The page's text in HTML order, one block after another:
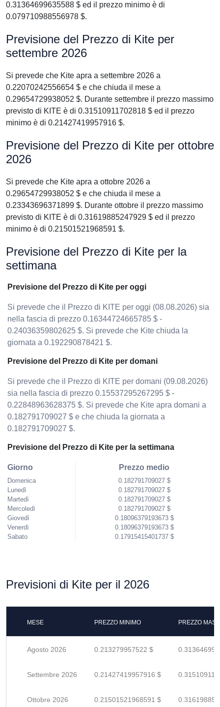
0.31364699635588 $ ed il prezzo minimo è di
0.079710988556978 $.
Previsione del Prezzo di Kite per
settembre 2026
Si prevede che Kite apra a settembre 2026 a
0.22070242556654 $ e che chiuda il mese a
0.29654729938052 $. Durante settembre il prezzo massimo
previsto di KITE è di 0.31510911702818 $ ed il prezzo
minimo è di 0.21427419957916 $.
Previsione del Prezzo di Kite per ottobre
2026
Si prevede che Kite apra a ottobre 2026 a
0.29654729938052 $ e che chiuda il mese a
0.23343696371899 $. Durante ottobre il prezzo massimo
previsto di KITE è di 0.31619885247929 $ ed il prezzo
minimo è di 0.21501521968591 $.
Previsione del Prezzo di Kite per la
settimana
Previsione del Prezzo di Kite per oggi
Si prevede che il Prezzo di KITE per oggi (08.08.2026) sia
nella fascia di prezzo 0.16344724665785 $ -
0.24036359802625 $. Si prevede che Kite chiuda la
giornata a 0.192290878421 $.
Previsione del Prezzo di Kite per domani
Si prevede che il Prezzo di KITE per domani (09.08.2026)
sia nella fascia di prezzo 0.15537295267295 $ -
0.22848963628375 $. Si prevede che Kite apra domani a
0.182791709027 $ e che chiuda la giornata a
0.182791709027 $.
Previsione del Prezzo di Kite per la settimana
Giorno
Domenica
Lunedì
Martedì
Mercoledì
Giovedì
Venerdì
Sabato
Prezzo medio
0.182791709027 $
0.182791709027 $
0.182791709027 $
0.182791709027 $
0.18096379193673 $
0.18096379193673 $
0.17915415401737 $
Previsioni di Kite per il 2026
MESE PREZZO MINIMO PREZZO
Agosto 2026 0.213279957522 $
Settembre 2026 0.21427419957916 $
Ottobre 2026 0.21501521968591 $